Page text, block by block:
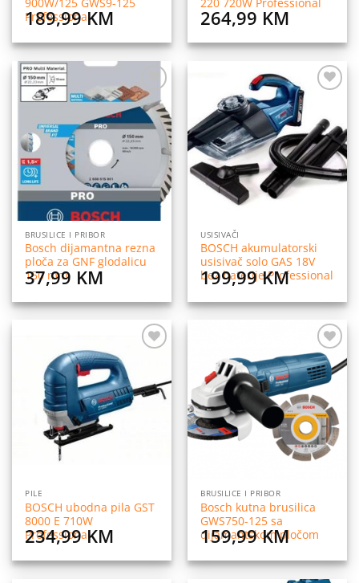
Professional
189,99KM 264,99 KM
Dodaj
na
listu
želja
BRUSILICE I PRIBOR
Bosch dijamantna rezna
ploča za GNF glodalicu
150 mm
37,99 KM
listu
želja
USISIVAČI
BOSCH akumulatorski
usisivač solo GAS 18V
bez baterije Professional
199,99KM
listu
želja
PILE
BOSCH ubodna pila GST
8000 E 710W
Professional
234,99KM
Dodaj
na
listu
želja
BRUSILICE I PRIBOR
Bosch kutna brusilica
GWS750-125 sa
dijamantskom pločom
159,99KM